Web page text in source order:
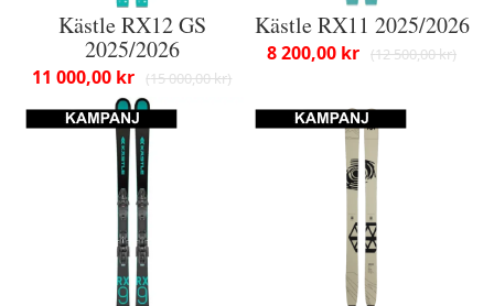
Kästle RX12 GS
2025/2026
15 000,00 kr
11 000,00 kr
Kästle RX11 2025/2026
12 500,00 kr
8 200,00 kr